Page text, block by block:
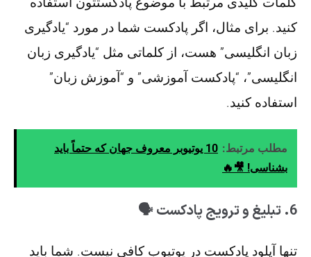
کنید. برای مثال، اگر پادکست شما در مورد “یادگیری
زبان انگلیسی” هست، از کلماتی مثل “یادگیری زبان
انگلیسی”، “پادکست آموزشی” و “آموزش زبان”
استفاده کنید.
مطلب مرتبط:
10 یوتیوبر معروف جهان که حتماً باید
بشناسی! 🎥🔥
6. تبلیغ و ترویج پادکست 🗣️
تنها آپلود پادکست در یوتیوب کافی نیست. شما باید